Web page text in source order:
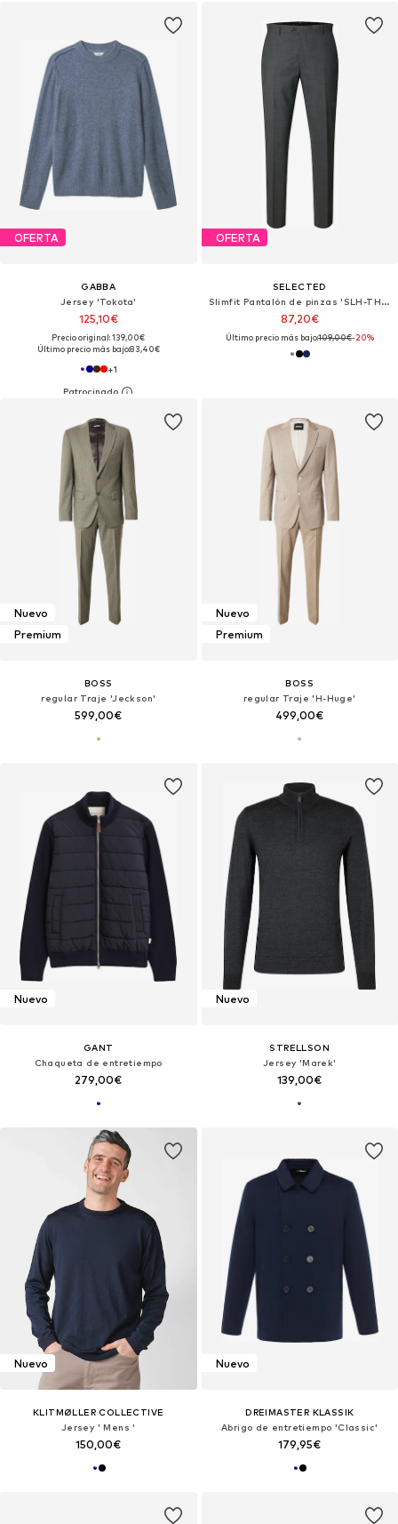
OFERTA
GABBA
Jersey 'Tokota'
125,10€
Precio original: 139,00€
Último precio más bajo:83,40€
+1
OFERTA
SELECTED
Slimfit Pantalón de pinzas 'SLH-THEO'
87,20€
Último precio más bajo:109,00€-20%
Nuevo
Premium
BOSS
regular Traje 'Jeckson'
599,00€
Nuevo
Premium
BOSS
regular Traje 'H-Huge'
499,00€
Nuevo
GANT
Chaqueta de entretiempo
279,00€
Nuevo
STRELLSON
Jersey 'Marek'
139,00€
Nuevo
KLITMØLLER COLLECTIVE
Jersey ' Mens '
150,00€
Nuevo
DREIMASTER KLASSIK
Abrigo de entretiempo 'Classic'
179,95€